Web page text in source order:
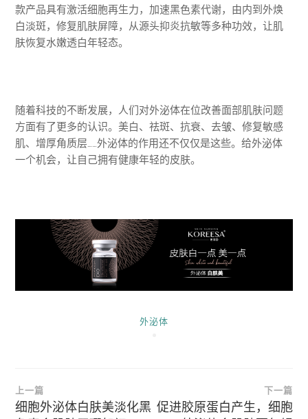
款产品具有激活细胞再生力，加速黑色素代谢，由内到外焕
白淡斑，修复肌肤屏障，从源头抑炎抗敏等多种功效，让肌
肤恢复水嫩透白年轻态。
随着科技的不断发展，人们对外泌体在位改善面部肌肤问题
方面有了更多的认识。美白、祛斑、抗衰、去皱、修复敏感
肌、增厚角质层……外泌体的作用还不仅仅是这些。给外泌体
一个机会，让自己拥有健康年轻的皮肤。
外泌体
文
章
上一篇
细胞外泌体白肤美淡化黑
下一篇
促进胶原蛋白产生，细胞